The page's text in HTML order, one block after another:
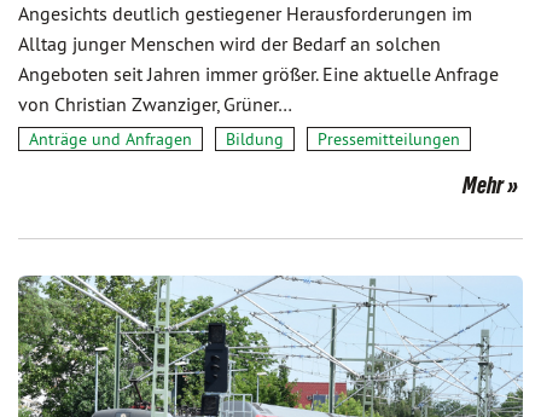
Angesichts deutlich gestiegener Herausforderungen im
Alltag junger Menschen wird der Bedarf an solchen
Angeboten seit Jahren immer größer. Eine aktuelle Anfrage
von Christian Zwanziger, Grüner…
Anträge und Anfragen Bildung Pressemitteilungen
Mehr